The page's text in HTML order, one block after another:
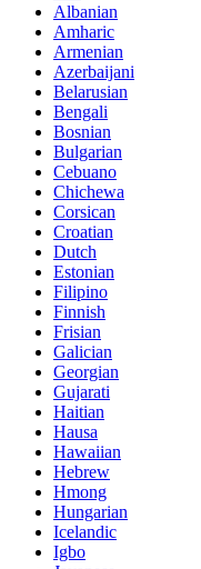
Albanian
Amharic
Armenian
Azerbaijani
Belarusian
Bengali
Bosnian
Bulgarian
Cebuano
Chichewa
Corsican
Croatian
Dutch
Estonian
Filipino
Finnish
Frisian
Galician
Georgian
Gujarati
Haitian
Hausa
Hawaiian
Hebrew
Hmong
Hungarian
Icelandic
Igbo